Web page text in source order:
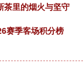
茶里的烟火与坚守
赛季客场积分榜